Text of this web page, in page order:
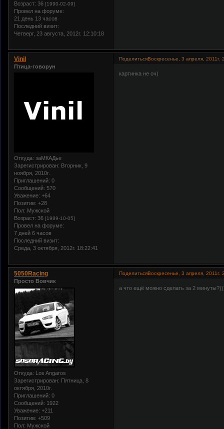
Возраст: 36 [1990-02-09]
Провел на форуме:
21 день 13 часов
Последний визит:
Четверг, 23 августа, 2012г. 12:10:18
ПоделитьсяВоскресенье, 3 апреля, 2011г.
Vinil
Птица-говорун
Откуда: заМКАДье
Зарегистрирован: Вторник, 9
ноября, 2010г.
Приглашений: 0
Сообщений: 570
Уважение: +64
Позитив: +28
Пол: Мужской
Возраст: 36 [1989-10-05]
Провел на форуме:
7 дней 6 часов
Последний визит:
Среда, 3 октября, 2012г. 18:22:41
картинка не оч)
ПоделитьсяВоскресенье, 3 апреля, 2011г.
5050Racing
Просто Вовчик
Откуда: Los Angaros
Зарегистрирован: Пятница, 8
октября, 2010г.
Приглашений: 0
Сообщений: 1922
Уважение: +211
Позитив: +509
Пол: Мужской
а что ещё можно сделать за 2